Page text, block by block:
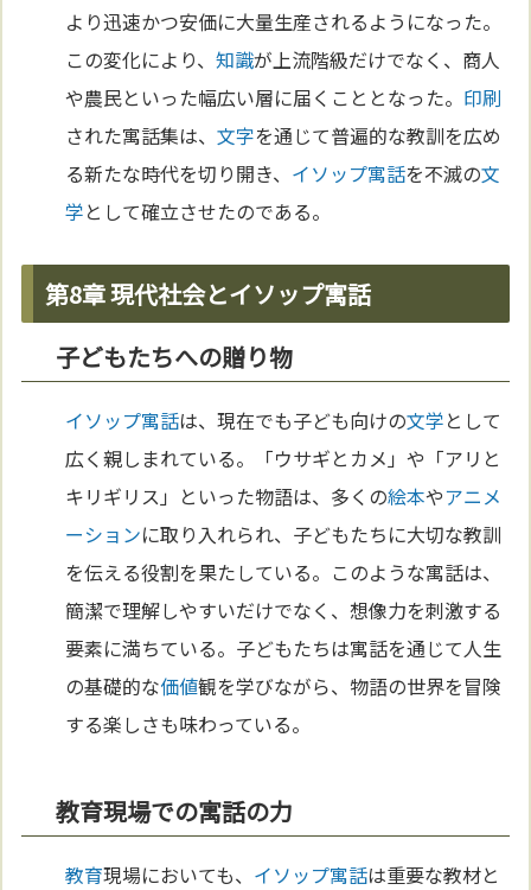
より迅速かつ安価に大量生産されるようになった。
この変化により、知識が上流階級だけでなく、商人
や農民といった幅広い層に届くこととなった。 印刷
された寓話集は、文字を通じて普遍的な教訓を広め
る新たな時代を切り開き、 イソップ寓話を不滅の文
学として確立させたのである。
第8章 現代社会とイソップ寓話
子どもたちへの贈り物
イソップ寓話は、現在でも子ども向けの文学として
広く親しまれている。「ウサギとカメ」や「アリと
キリギリス」といった物語は、多くの絵本やアニメ
ーションに取り入れられ、子どもたちに大切な教訓
を伝える役割を果たしている。このような寓話は、
簡潔で理解しやすいだけでなく、想像力を刺激する
要素に満ちている。子どもたちは寓話を通じて人生
の基礎的な価値観を学びながら、物語の世界を冒険
する楽しさも味わっている。
教育現場での寓話の力
教育現場においても、 イソップ寓話は重要な教材と